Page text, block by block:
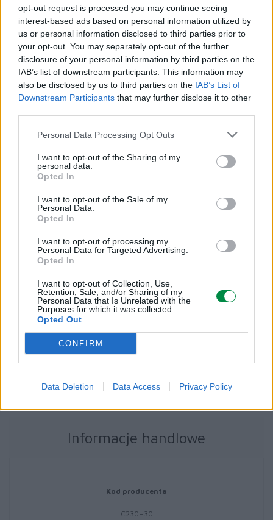
opt-out request is processed you may continue seeing
interest-based ads based on personal information utilized by
us or personal information disclosed to third parties prior to
your opt-out. You may separately opt-out of the further
disclosure of your personal information by third parties on the
IAB’s list of downstream participants. This information may
also be disclosed by us to third parties on the IAB’s List of
Downstream Participants that may further disclose it to other
Personal Data Processing Opt Outs
I want to opt-out of the Sharing of my
personal data.
Opted In
I want to opt-out of the Sale of my
Personal Data.
Opted In
I want to opt-out of processing my
Personal Data for Targeted Advertising.
Opted In
I want to opt-out of Collection, Use,
Retention, Sale, and/or Sharing of my
Personal Data that Is Unrelated with the
Purposes for which it was collected.
Opted Out
CONFIRM
Data Deletion Data Access Privacy Policy
1 szt.
Wydajność kasety tonera
Wysoka Wydajność
Uzysk
Typ ceny
Informacja o kompatybilnosci
Lexmark C2325dw, MC2325adw
Informacje handlowe
Kod producenta
C230H30